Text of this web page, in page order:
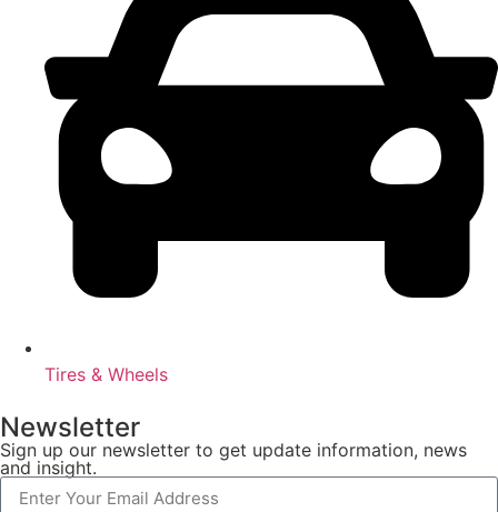
Tires & Wheels
Newsletter
Sign up our newsletter to get update information, news
and insight.